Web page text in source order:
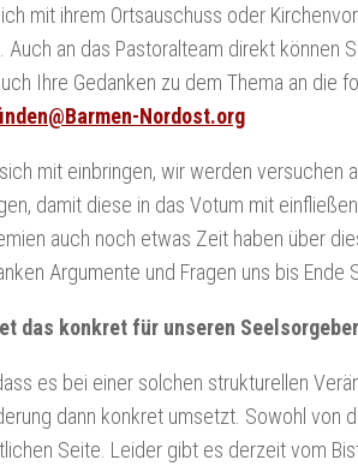
mit ihrem Ortsauschuss oder
Auch an das Pastoralteam direkt können
Ihre Gedanken zu dem Thema an die
Nordost.org
mit einbringen, wir werden versuchen
damit diese in das Votum mit einfließen
auch noch etwas Zeit haben über
Argumente und Fragen uns bis Ende
das konkret für unseren
es bei einer solchen strukturellen
dann konkret umsetzt. Sowohl von
Seite. Leider gibt es derzeit vom